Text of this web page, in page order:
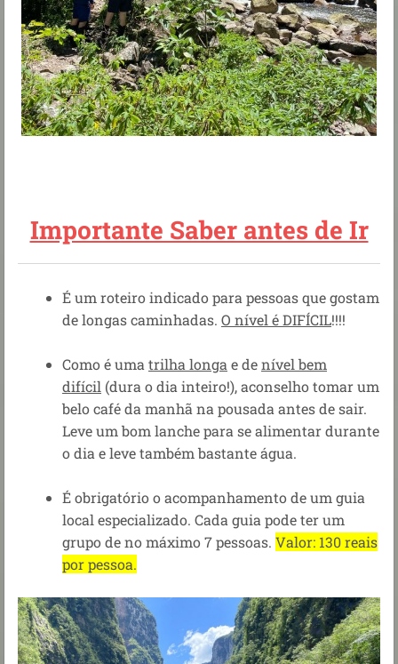
Importante Saber antes de Ir
É um roteiro indicado para pessoas que gostam
de longas caminhadas. O nível é DIFÍCIL!!!!
Como é umatrilha longae denível bem
difícil (dura o dia inteiro!), aconselho tomar um
belo café da manhã na pousada antes de sair.
Leveum bom lanche para se alimentar durante
o dia e leve também bastante água.
É obrigatório o acompanhamento de um guia
local especializado. Cada guia pode ter um
grupo de no máximo 7 pessoas. Valor: 130 reais
por pessoa.